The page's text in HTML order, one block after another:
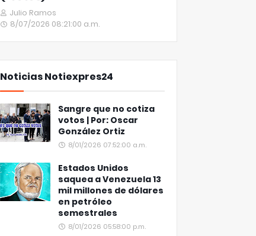
Julio Ramos
8/07/2026 08:21:00 a.m.
Noticias Notiexpres24
Sangre que no cotiza
votos | Por: Oscar
González Ortiz
8/01/2026 07:52:00 a.m.
Estados Unidos
saquea a Venezuela 13
mil millones de dólares
en petróleo
semestrales
8/01/2026 05:58:00 p.m.